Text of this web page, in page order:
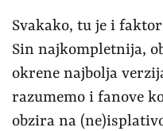
Svakako, tu je i
Sin najkompletnija,
okrene najbolja
razumemo i fanove
obzira na